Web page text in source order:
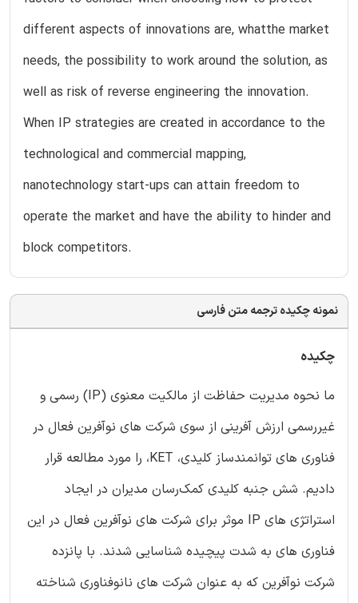
different aspects of innovations are, whatthe market
needs, the possibility to work around the solution, as
well as risk of reverse engineering the innovation.
When IP strategies are created in accordance to the
technological and commercial mapping,
nanotechnology start-ups can attain freedom to
operate the market and have the ability to hinder and
block competitors.
نمونه چکیده ترجمه متن فارسی
چکیده
ما نحوه مدیریت حفاظت از مالکیت معنوی (IP) رسمی و
غیررسمی ارزش آفرینی از سوی شرکت های نوآفرین فعال در
فناوری های توانمندساز کلیدی، KET، را مورد مطالعه قرار
دادیم. شش جنبه کلیدی کمک‌رسان مدیران در ایجاد
استراتژی های IP موثر برای شرکت های نوآفرین فعال در این
فناوری های به شدت پیچیده شناسایی شدند. با پانزده
شرکت نوآفرین که به عنوان شرکت های نانوفناوری شناخته